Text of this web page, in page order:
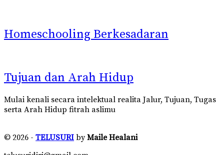
Homeschooling Berkesadaran
Tujuan dan Arah Hidup
Mulai kenali secara intelektual realita Jalur, Tujuan, Tugas
serta Arah Hidup fitrah aslimu
© 2026 - TELUSURI byMaile Healani